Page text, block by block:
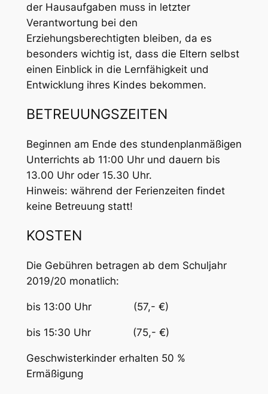
der Hausaufgaben muss in letzter
Verantwortung bei den
Erziehungsberechtigten bleiben, da es
besonders wichtig ist, dass die Eltern selbst
einen Einblick in die Lernfähigkeit und
Entwicklung ihres Kindes bekommen.
BETREUUNGSZEITEN
Beginnen am Ende des stundenplanmäßigen
Unterrichts ab 11:00 Uhr und dauern bis
13.00 Uhr oder 15.30 Uhr.
Hinweis: während der Ferienzeiten findet
keine Betreuung statt!
KOSTEN
Die Gebühren betragen ab dem Schuljahr
2019/20 monatlich:
bis 13:00 Uhr (57,- €)
bis 15:30 Uhr (75,- €)
Geschwisterkinder erhalten 50 %
Ermäßigung